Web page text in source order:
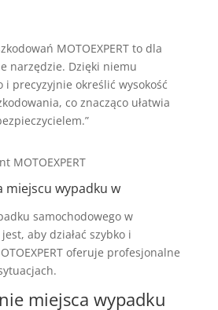
MOTOEXPERT to dla
narzędzie. Dzięki niemu
i precyzyjnie określić wysokość
co znacząco ułatwia
MOTOEXPERT
miejscu wypadku w
samochodowego w
aby działać szybko i
oferuje profesjonalne
miejsca wypadku